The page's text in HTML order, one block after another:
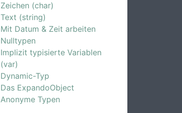
Zeichen (char)
Text (string)
Mit Datum & Zeit arbeiten
Nulltypen
Implizit typisierte Variablen
(var)
Dynamic-Typ
Das ExpandoObject
Anonyme Typen